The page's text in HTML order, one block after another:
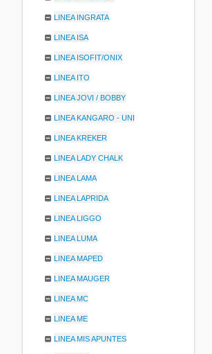
LINEA INGRATA
LINEA ISA
LINEA ISOFIT/ONIX
LINEA ITO
LINEA JOVI / BOBBY
LINEA KANGARO - UNI
LINEA KREKER
LINEA LADY CHALK
LINEA LAMA
LINEA LAPRIDA
LINEA LIGGO
LINEA LUMA
LINEA MAPED
LINEA MAUGER
LINEA MC
LINEA ME
LINEA MIS APUNTES